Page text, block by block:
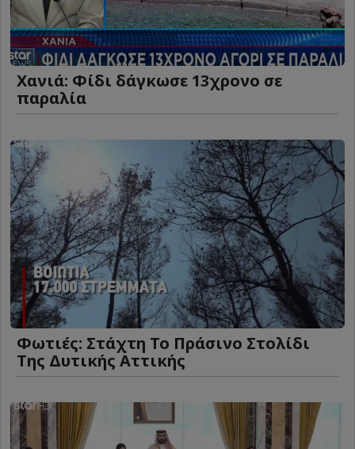
Χανιά: Φίδι δάγκωσε 13χρονο σε
παραλία
Φωτιές: Στάχτη Το Πράσινο Στολίδι
Της Δυτικής Αττικής